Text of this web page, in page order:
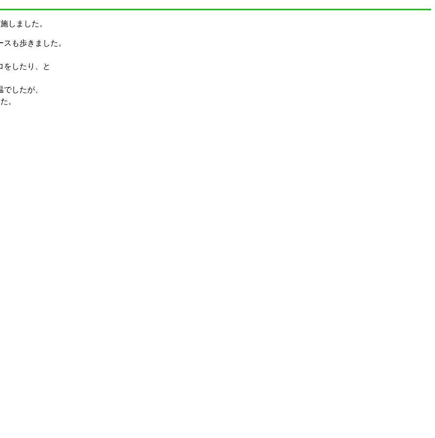
しました。
も歩きました。
をしたり、と
したが、
。